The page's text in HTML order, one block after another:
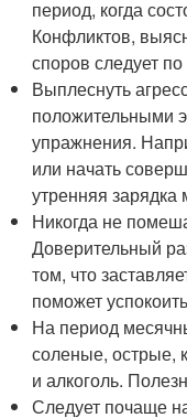
период, когда
Конфликтов,
споров следует
Выплеснуть
положительными
упражнения.
или начать
утренняя зарядка
Никогда не
Доверительный
том, что
поможет
На период
соленые, острые,
и алкоголь.
Следует почаще